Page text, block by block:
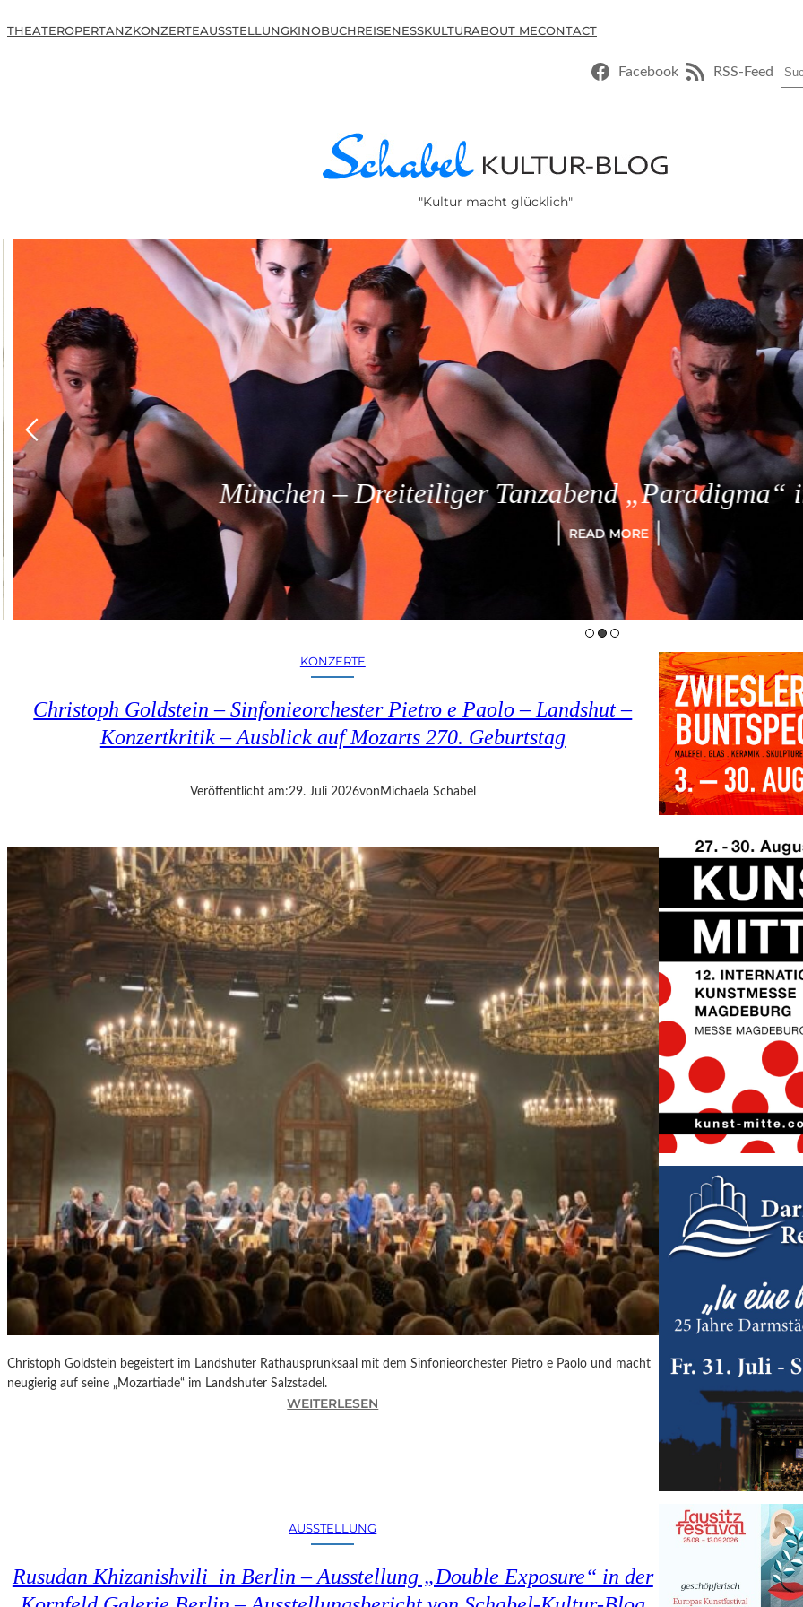
THEATEROPERTANZKONZERTEAUSSTELLUNGKINOBUCHREISENESSKULTURABOUT MECONTACT
Facebook RSS-Feed
"Kultur macht glücklich"
München – Dreiteiliger Tanzabend „Paradigma“
READ MORE
KONZERTE
Christoph Goldstein – Sinfonieorchester Pietro e Paolo – Landshut –
Konzertkritik – Ausblick auf Mozarts 270. Geburtstag
Veröffentlicht am:29. Juli 2026von Michaela Schabel
Christoph Goldstein begeistert im Landshuter Rathausprunksaal mit dem Sinfonieorchester Pietro e Paolo und macht
neugierig auf seine „Mozartiade“ im Landshuter Salzstadel.
WEITERLESEN
H
H
G
AUSSTELLUNG
Rusudan Khizanishvili in Berlin – Ausstellung „Double Exposure“ in der